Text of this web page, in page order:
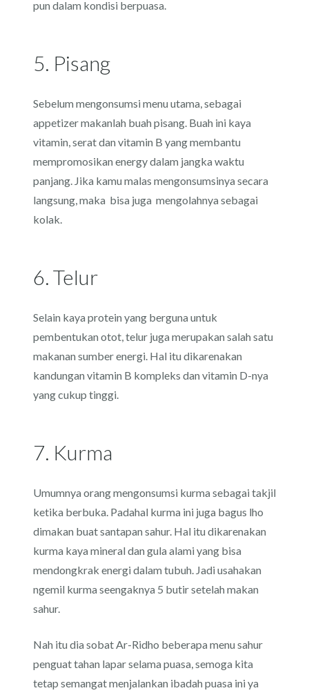
pun dalam kondisi berpuasa.
5. Pisang
Sebelum mengonsumsi menu utama, sebagai
appetizer makanlah buah pisang. Buah ini kaya
vitamin, serat dan vitamin B yang membantu
mempromosikan energy dalam jangka waktu
panjang. Jika kamu malas mengonsumsinya secara
langsung, maka bisa juga mengolahnya sebagai
kolak.
6. Telur
Selain kaya protein yang berguna untuk
pembentukan otot, telur juga merupakan salah satu
makanan sumber energi. Hal itu dikarenakan
kandungan vitamin B kompleks dan vitamin D-nya
yang cukup tinggi.
7. Kurma
Umumnya orang mengonsumsi kurma sebagai takjil
ketika berbuka. Padahal kurma ini juga bagus lho
dimakan buat santapan sahur. Hal itu dikarenakan
kurma kaya mineral dan gula alami yang bisa
mendongkrak energi dalam tubuh. Jadi usahakan
ngemil kurma seengaknya 5 butir setelah makan
sahur.
Nah itu dia sobat Ar-Ridho beberapa menu sahur
penguat tahan lapar selama puasa, semoga kita
tetap semangat menjalankan ibadah puasa ini ya